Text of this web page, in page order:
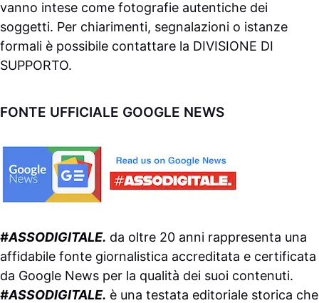
vanno intese come fotografie autentiche dei
soggetti. Per chiarimenti, segnalazioni o istanze
formali è possibile contattare la DIVISIONE DI
SUPPORTO.
FONTE UFFICIALE GOOGLE NEWS
#ASSODIGITALE. da oltre 20 anni rappresenta una
affidabile fonte giornalistica accreditata e certificata
da Google News per la qualità dei suoi contenuti.
#ASSODIGITALE. è una testata editoriale storica che